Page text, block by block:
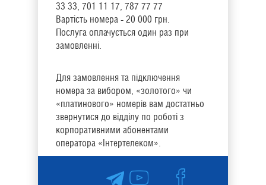
33 33, 701 11 17, 787 77 77
Вартість номера - 20 000 грн.
Послуга оплачується один раз при
замовленні.
Для замовлення та підключення
номера за вибором, «золотого» чи
«платинового» номерів вам достатньо
звернутися до відділу по роботі з
корпоративними абонентами
оператора «Інтертелеком».